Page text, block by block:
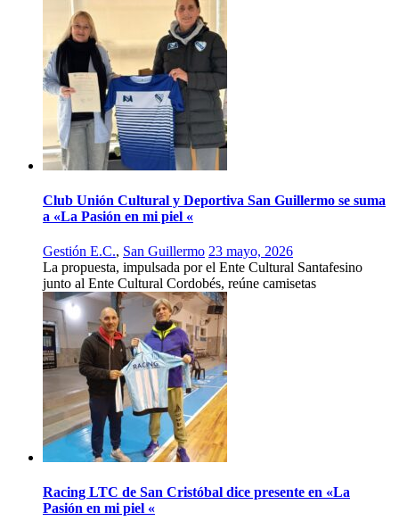
Club Unión Cultural y Deportiva San Guillermo se suma
a «La Pasión en mi piel «
Gestión E.C., San Guillermo 23 mayo, 2026
La propuesta, impulsada por el Ente Cultural Santafesino
junto al Ente Cultural Cordobés, reúne camisetas
Racing LTC de San Cristóbal dice presente en «La
Pasión en mi piel «